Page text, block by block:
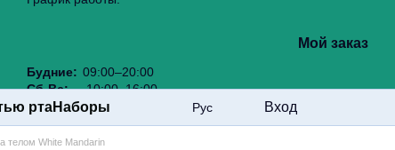
Будние: 09:00–20:00
Сб-Вс:
10:00–16:00
Мой заказ
ртаНаборы Рус Вход
телом White Mandarin